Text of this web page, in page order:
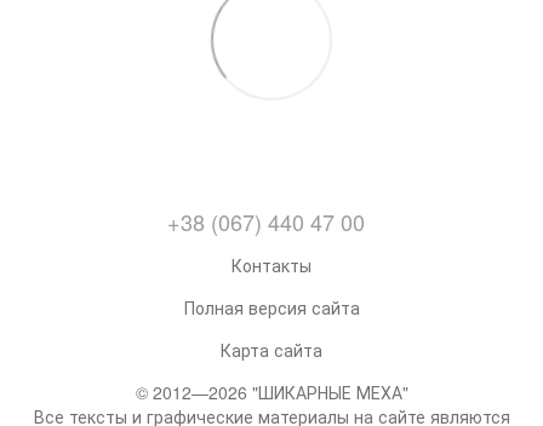
+38 (067) 440 47 00
Контакты
Полная версия сайта
Карта сайта
© 2012—2026 "ШИКАРНЫЕ МЕХА"
Все тексты и графические материалы на сайте являются